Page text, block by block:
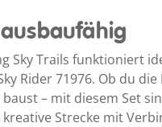
Sky Trails funktioniert
Rider 71976. Ob du
– mit diesem Set
kreative Strecke mit